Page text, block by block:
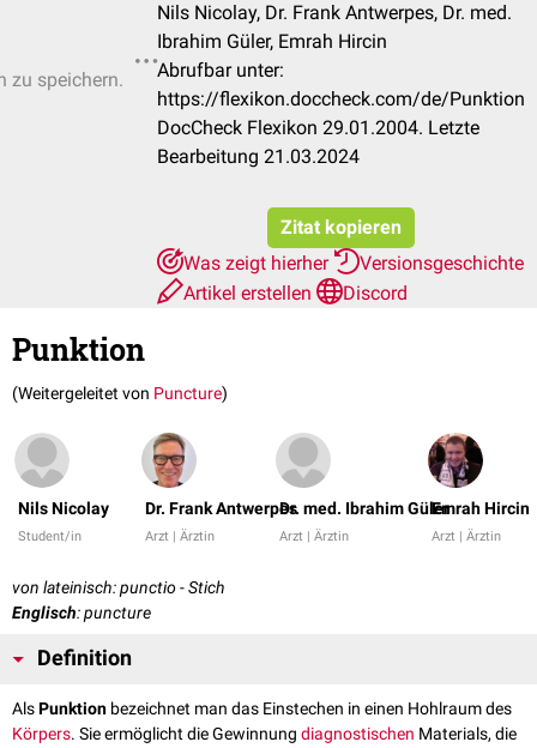
zu speichern.
Nils Nicolay, Dr. Frank Antwerpes, Dr. med.
Ibrahim Güler, Emrah Hircin
Abrufbar unter:
https://flexikon.doccheck.com/de/Punktion
DocCheck Flexikon 29.01.2004. Letzte
Bearbeitung 21.03.2024
Zitat kopieren
Was zeigt hierher
Versionsgeschichte
Artikel erstellen
Discord
Punktion
(Weitergeleitet von Puncture)
Nils Nicolay
Student/in
Dr. Frank Antwerpes
Arzt | Ärztin
Dr. med. Ibrahim Güler
Arzt | Ärztin
Emrah Hircin
Arzt | Ärztin
von lateinisch: punctio - Stich
Englisch: puncture
Definition
AlsPunktion bezeichnet man das Einstechen in einen Hohlraum des
Körpers. Sie ermöglicht die Gewinnung diagnostischen Materials, die